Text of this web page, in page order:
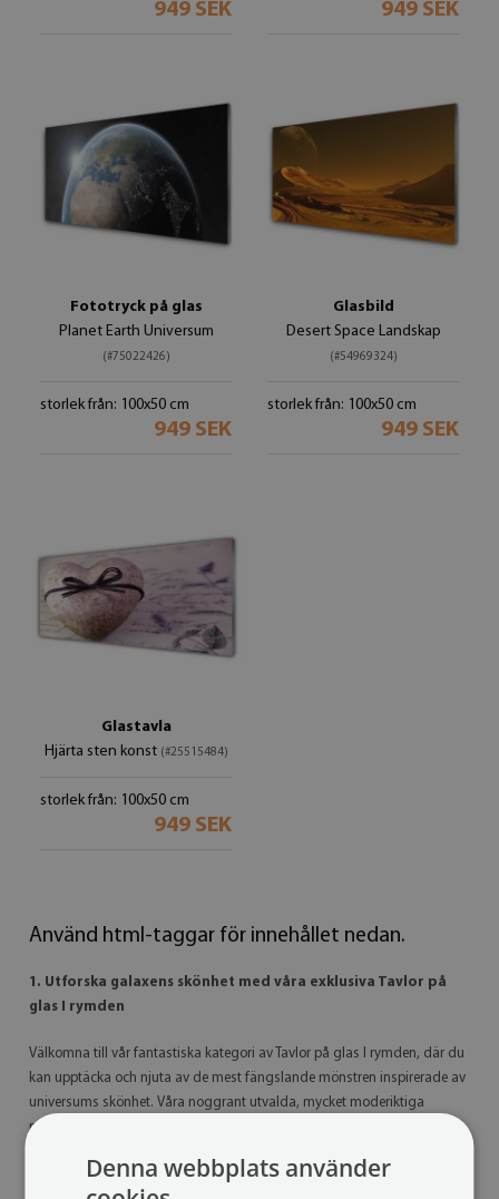
949 SEK 949 SEK
Fototryck på glas
Planet Earth Universum
(#75022426)
storlek från: 100x50 cm
949 SEK
Glasbild
Desert Space Landskap
(#54969324)
storlek från: 100x50 cm
949 SEK
Glastavla
Hjärta sten konst (#25515484)
storlek från: 100x50 cm
949 SEK
Använd html-taggar för innehållet nedan.
1. Utforska galaxens skönhet med våra exklusiva Tavlor på
glas I rymden
Välkomna till vår fantastiska kategori av Tavlor på glas I rymden, där du
kan upptäcka och njuta av de mest fängslande mönstren inspirerade av
universums skönhet. Våra noggrant utvalda, mycket moderiktiga
mönster tar dig på en resa genom galaxen och ger dig möjlighet att
Denna webbplats använder